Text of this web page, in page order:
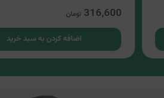
316,600 تومان
اضافه کردن به سبد خرید